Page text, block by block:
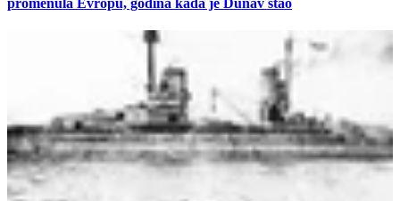
promenula Evropu, godina kada je Dunav stao